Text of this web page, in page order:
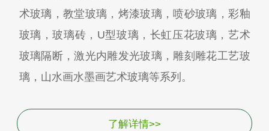
术玻璃，教堂玻璃，烤漆玻璃，喷砂玻璃，彩釉
玻璃，玻璃砖，U型玻璃，长虹压花玻璃，艺术
玻璃隔断，激光内雕发光玻璃，雕刻雕花工艺玻
璃，山水画水墨画艺术玻璃等系列。
了解详情>>